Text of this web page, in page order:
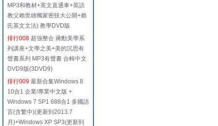
MP3和教材+英文直通車+英語
教父賴世雄獨家密技大公開+賴
氏英文文法) 教學DVD版
排行008 超強整合 蔣勳美學系
列講座+文學之美+美的沉思有
聲書系列 MP3有聲書 合輯中文
DVD9版(3DVD9)
排行009 最新合集Windows 8
10合1 企業/專業中文版 +
Windows 7 SP1 688合1 多國語
言(含繁中)(更新到2013.7
月)+Windows XP SP3(更新到